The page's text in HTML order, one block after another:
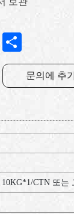
WhatsApp
문의에 추
CTN 또는